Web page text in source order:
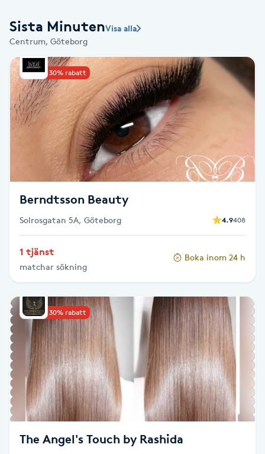
Babylights
Balayage
Bambumassage
Barber
Barnklippning
Blowout
Bottenfärg
Brynformning
Brynfärgning
Brynplockning
Bröllopsuppsättning
C
Celluliter
Sista Minuten
Centrum, Göteborg
Visa alla
Upp till 30% rabatt
Berndtsson Beauty
Solrosgatan 5A, Göteborg 4.9408
1 tjänst
matchar sökning
Boka inom 24 h
Upp till 30% rabatt
The Angel's Touch by Rashida